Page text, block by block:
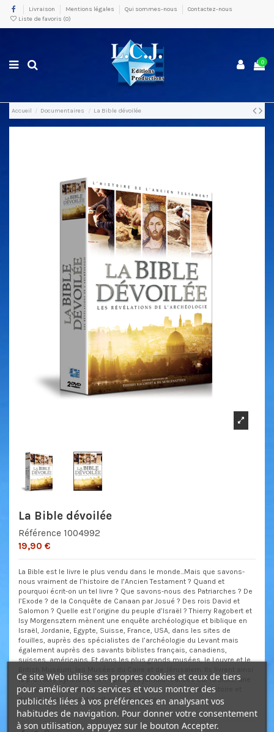
Livraison Mentions légales Qui sommes-nous
Contactez-nous
Liste de favoris (0)
0
Accueil Documentaires La Bible dévoilée
La Bible dévoilée
Référence 1004992
19,90 €
La Bible est le livre le plus vendu dans le monde...Mais que savons-
nous vraiment de l’histoire de l’Ancien Testament ? Quand et
pourquoi écrit-on un tel livre ? Que savons-nous des Patriarches ? De
l’Exode ? de la Conquête de Canaan par Josué ? Des rois David et
Salomon ? Quelle est l’origine du peuple d’Israël ? Thierry Ragobert et
Isy Morgensztern mènent une enquête archéologique et biblique en
Israël, Jordanie, Egypte, Suisse, France, USA, dans les sites de
fouilles, auprès des spécialistes de l’archéologie du Levant mais
également auprès des savants biblistes français, canadiens,
suisses, américains. Et dans les plus grands musées, le Louvre et le
la première synthèse en 4 épisodes jamais réalisée sur la Bible, une
révolution dans ce que nous savions de la société, de l’histoire et
des hommes qui ont écrit ce livre unique.
Ce site Web utilise ses propres cookies et ceux de tiers
pour améliorer nos services et vous montrer des
publicités liées à vos préférences en analysant vos
habitudes de navigation. Pour donner votre consentement
à son utilisation, appuyez sur le bouton Accepter.